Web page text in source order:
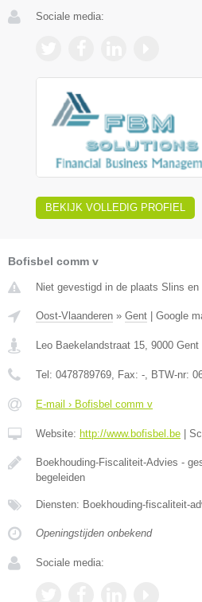
Sociale media:
BEKIJK VOLLEDIG PROFIEL
Bofisbel comm v
Niet gevestigd in de plaats Slins en
Oost-Vlaanderen » Gent Google
Leo Baekelandstraat 15 9000 Gent
Tel: 0478789769 , Fax: - , BTW-nr:
E-mail › Bofisbel comm v
Website: http://www.bofisbel.be
Boekhouding-Fiscaliteit-Advies -
begeleiden
Diensten: Boekhouding-fiscaliteit-
Openingstijden onbekend
Sociale media: